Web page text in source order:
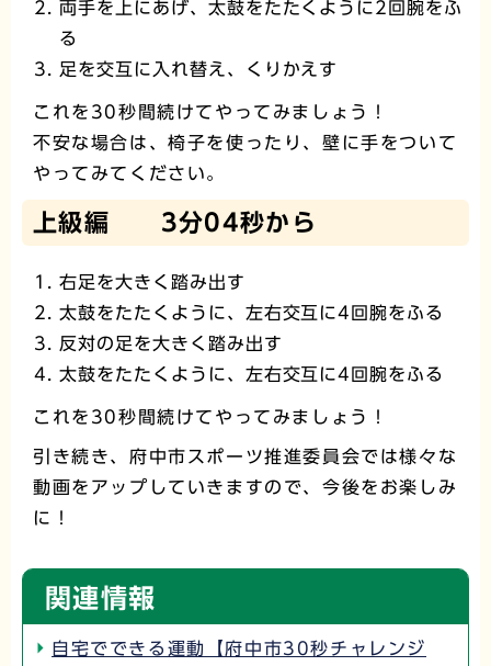
両手を上にあげ、太鼓をたたくように2回腕をふ
る
足を交互に入れ替え、くりかえす
これを30秒間続けてやってみましょう！
不安な場合は、椅子を使ったり、壁に手をついて
やってみてください。
上級編 3分04秒から
右足を大きく踏み出す
太鼓をたたくように、左右交互に4回腕をふる
反対の足を大きく踏み出す
太鼓をたたくように、左右交互に4回腕をふる
これを30秒間続けてやってみましょう！
引き続き、府中市スポーツ推進委員会では様々な
動画をアップしていきますので、今後をお楽しみ
に！
関連情報
自宅でできる運動【府中市30秒チャレンジ